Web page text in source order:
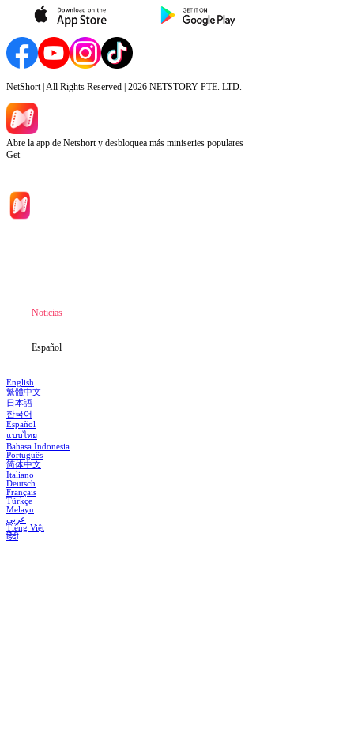
NetShort | All Rights Reserved | 2026 NETSTORY PTE. LTD.
Abre la app de Netshort y desbloquea más miniseries populares
Get
Noticias
Español
English
繁體中文
日本語
한국어
Español
แบบไทย
Bahasa Indonesia
Português
简体中文
Italiano
Deutsch
Français
Türkçe
Melayu
عربي
Tiếng Việt
हिंदी